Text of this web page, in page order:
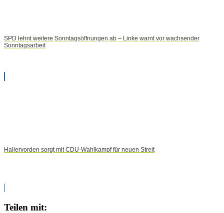
SPD lehnt weitere Sonntagsöffnungen ab – Linke warnt vor wachsender
Sonntagsarbeit
Hallervorden sorgt mit CDU-Wahlkampf für neuen Streit
Teilen mit: